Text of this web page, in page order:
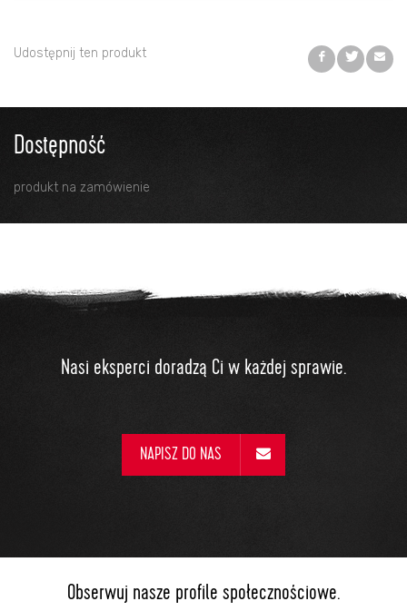
Udostępnij ten produkt
Dostępność
produkt na zamówienie
Nasi eksperci doradzą Ci w każdej sprawie.
NAPISZ DO NAS
Obserwuj nasze profile społecznościowe.